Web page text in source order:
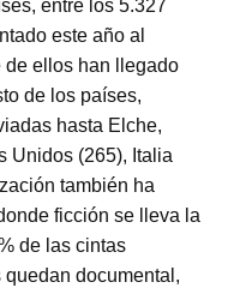
entre los 5.327
este año al
de ellos han llegado
de los países,
hasta Elche,
Unidos (265), Italia
también ha
ficción se lleva la
de las cintas
documental,